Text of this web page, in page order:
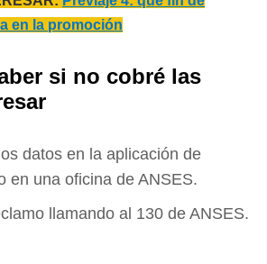
en la promoción
si no cobré las
datos en la aplicación de
en una oficina de ANSES.
llamando al 130 de ANSES.